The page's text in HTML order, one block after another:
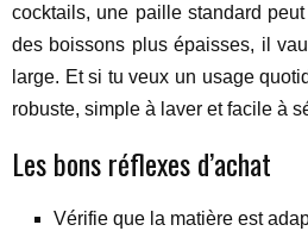
cocktails, une paille standard
des boissons plus épaisses, il
large. Et si tu veux un usage
robuste, simple à laver et facile à
Les bons réflexes d’achat
Vérifie que la matière est